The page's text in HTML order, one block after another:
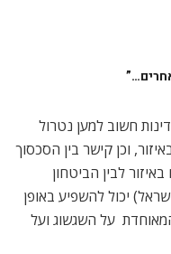
חשוב למען נטרול
וכן קישר בין הסכסוך
לבין הביטחון
יכול להשפיע באופן
 על השגשוג ועל